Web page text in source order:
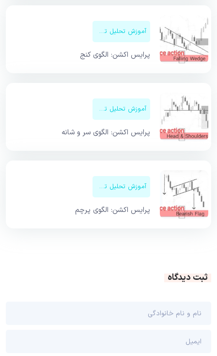
آموزش تحلیل تکنیکال
پرایس اکشن: الگوی کنج
آموزش تحلیل تکنیکال
پرایس اکشن: الگوی سر و شانه
آموزش تحلیل تکنیکال
پرایس اکشن: الگوی پرچم
ثبت دیدگاه